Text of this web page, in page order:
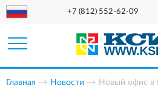
+7 (812) 552-62-09
Главная Новости Новый офис в